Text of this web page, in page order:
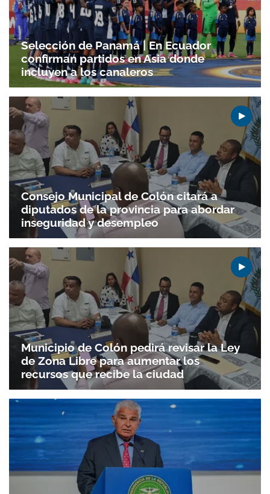
Selección de Panamá | En Ecuador
confirman partidos en Asia donde
incluyen a los canaleros
Consejo Municipal de Colón citará a
diputados de la provincia para abordar
inseguridad y desempleo
Municipio de Colón pedirá revisar la Ley
de Zona Libre para aumentar los
recursos que recibe la ciudad